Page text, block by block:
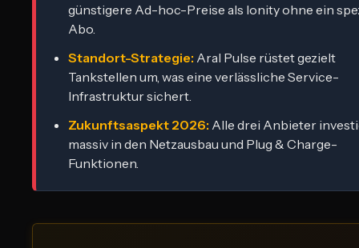
günstigere Ad-hoc-Preise als Ionity ohne ein
Abo.
Standort-Strategie: Aral Pulse rüstet gezielt
Tankstellen um, was eine verlässliche Service-
Infrastruktur sichert.
Zukunftsaspekt 2026: Alle drei Anbieter
massiv in den Netzausbau und Plug & Charge-
Funktionen.